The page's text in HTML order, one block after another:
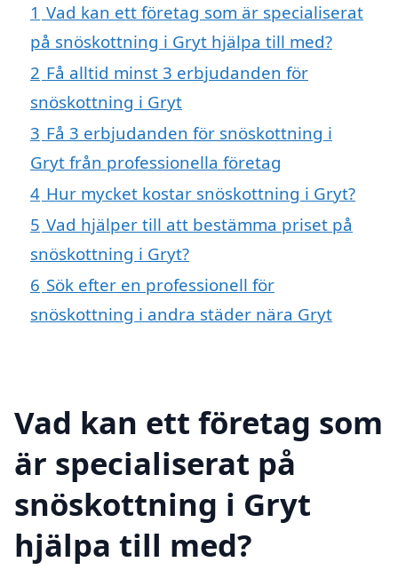
1 Vad kan ett företag som är specialiserat
på snöskottning i Gryt hjälpa till med?
2 Få alltid minst 3 erbjudanden för
snöskottning i Gryt
3 Få 3 erbjudanden för snöskottning i
Gryt från professionella företag
4 Hur mycket kostar snöskottning i Gryt?
5 Vad hjälper till att bestämma priset på
snöskottning i Gryt?
6 Sök efter en professionell för
snöskottning i andra städer nära Gryt
Vad kan ett företag som
är specialiserat på
snöskottning i Gryt
hjälpa till med?